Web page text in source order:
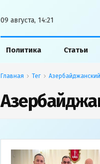
09 августа, 14:21
Политика Статьи
Главная Тег